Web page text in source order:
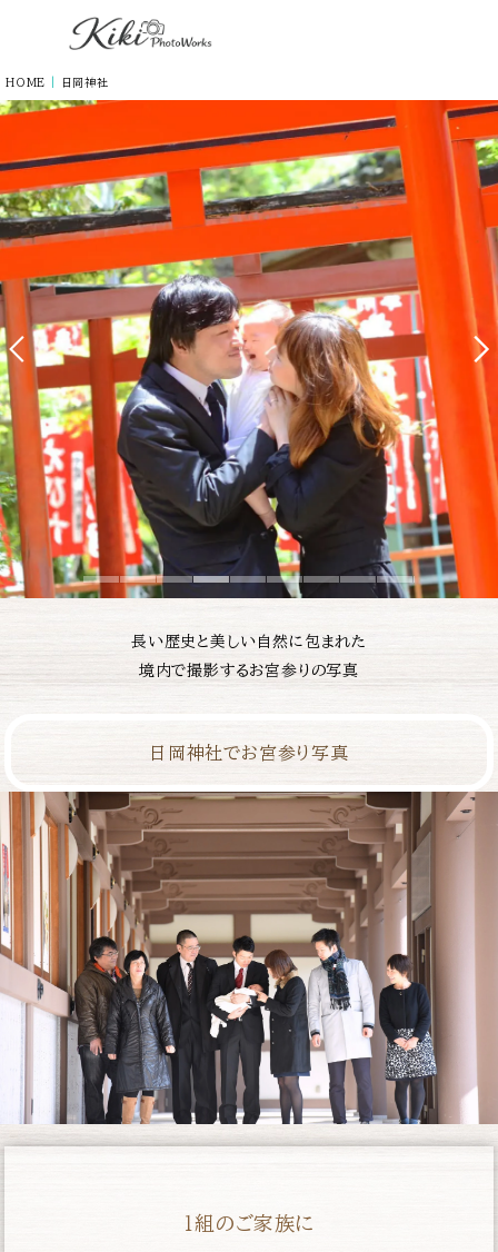
HOME 日岡神社
長い歴史と美しい自然に包まれた
境内で撮影するお宮参りの写真
日岡神社でお宮参り写真
１組のご家族に